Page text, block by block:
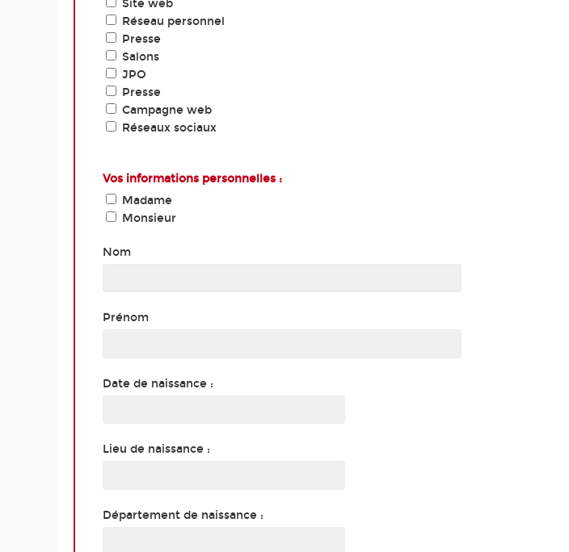
Site web
Réseau personnel
Presse
Salons
JPO
Presse
Campagne web
Réseaux sociaux
Vos informations personnelles :
Madame
Monsieur
Nom
Prénom
Date de naissance :
Lieu de naissance :
Département de naissance :